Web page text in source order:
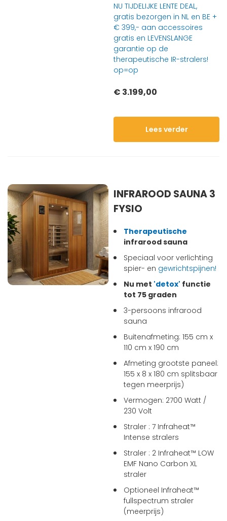
NU TIJDELIJKE LENTE DEAL,
gratis bezorgen in NL en BE +
€ 399,- aan accessoires
gratis en LEVENSLANGE
garantie op de
therapeutische IR-stralers!
op=op
€ 3.199,00
Lees verder
INFRAROOD SAUNA 3
FYSIO
Therapeutische
infrarood sauna
Speciaal voor verlichting
spier- en gewrichtspijnen!
Nu met 'detox' functie
tot 75 graden
3-persoons infrarood
sauna
Buitenafmeting: 155 cm x
110 cm x 190 cm
Afmeting grootste paneel:
155 x 8 x 180 cm splitsbaar
tegen meerprijs)
Vermogen: 2700 Watt /
230 Volt
Straler : 7 Infraheat™
Intense stralers
Straler : 2 Infraheat™ LOW
EMF Nano Carbon XL
straler
Optioneel Infraheat™
fullspectrum straler
(meerprijs)